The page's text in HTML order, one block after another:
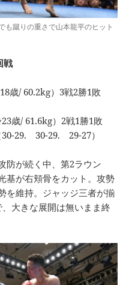
も蹴りの重さで山本龍平のヒット
戦
歳/ 60.2kg）3戦2勝1敗
歳/ 61.6kg）2戦1勝1敗
30-29. 30-29. 29-27）
防が続く中、第2ラウン
基が右頬骨をカット。攻勢
を維持。ジャッジ三者が揃
大きな展開は無いまま終